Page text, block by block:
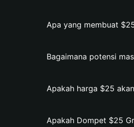
Apa yang membuat
Bagaimana potensi
Apakah harga $25
Apakah Dompet $25